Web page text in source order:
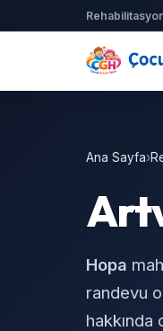
Ana Sayfa›
Hopa
randevu
hakkında